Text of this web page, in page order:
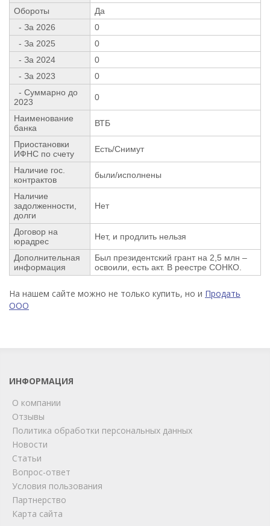
Обороты
Да
- За 2026
0
- За 2025
0
- За 2024
0
- За 2023
0
- Суммарно до
2023
0
Наименование
банка
ВТБ
Приостановки
ИФНС по счету
Есть/Снимут
Наличие гос.
контрактов
были/исполнены
Наличие
задолженности,
долги
Нет
Договор на
юрадрес
Нет, и продлить нельзя
Дополнительная
информация
Был президентский грант на 2,5 млн –
освоили, есть акт. В реестре СОНКО.
На нашем сайте можно не только купить, но и Продать
ООО
ИНФОРМАЦИЯ
О компании
Отзывы
Политика обработки персональных данных
Новости
Статьи
Вопрос-ответ
Условия пользования
Партнерство
Карта сайта